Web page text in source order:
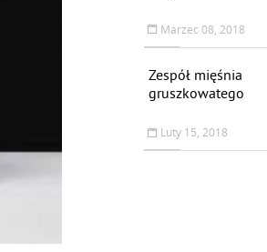
Marzec 08, 2018
Zespół mięśnia
gruszkowatego
Luty 15, 2018